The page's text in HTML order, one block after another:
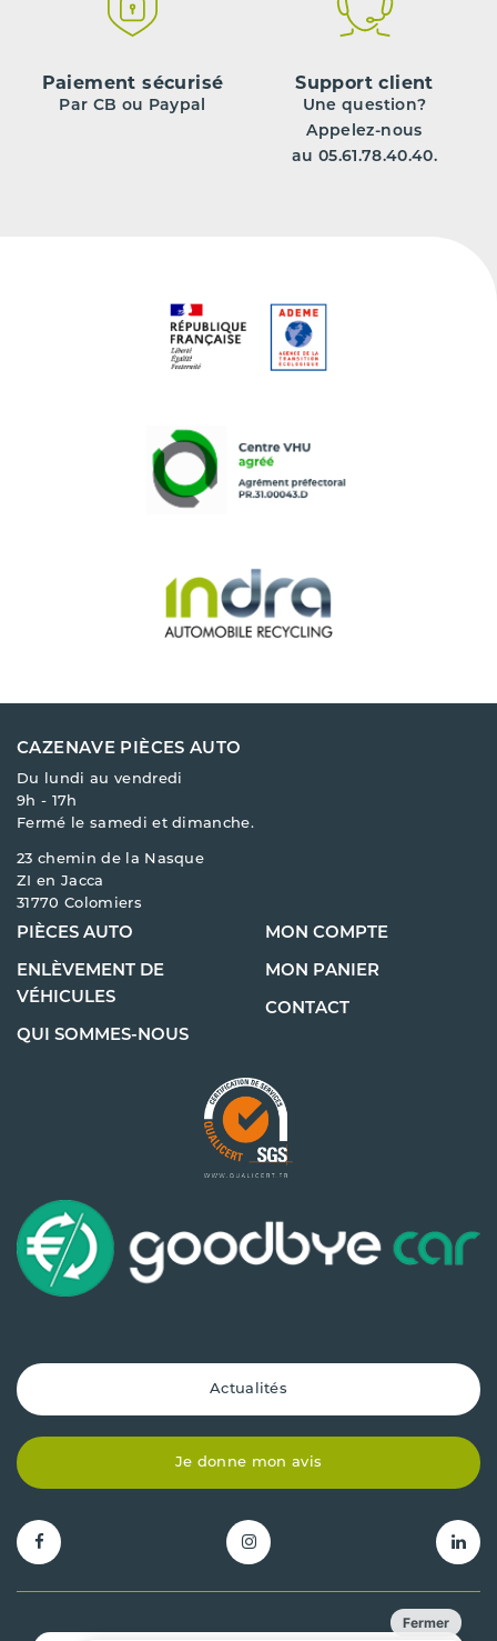
Paiement sécurisé
Par CB ou Paypal
Support client
Une question?
Appelez-nous
au 05.61.78.40.40.
CAZENAVE PIÈCES AUTO
Du lundi au vendredi
9h - 17h
Fermé le samedi et dimanche.
23 chemin de la Nasque
ZI en Jacca
31770 Colomiers
PIÈCES AUTO
ENLÈVEMENT DE
VÉHICULES
QUI SOMMES-NOUS
MON COMPTE
MON PANIER
CONTACT
Actualités
Je donne mon avis